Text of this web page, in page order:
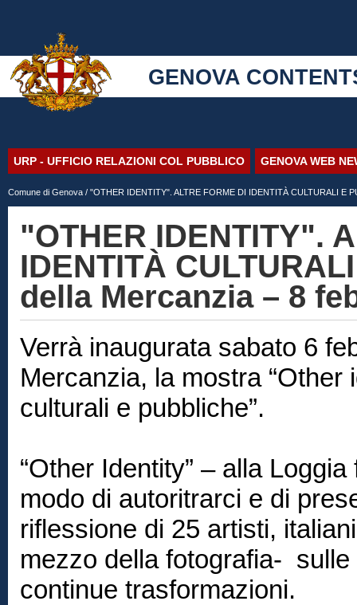
GENOVA
URP - UFFICIO RELAZIONI COL PUBBLICO GENOVA WEB
Comune di Genova / "OTHER IDENTITY". ALTRE FORME DI IDENTITÀ CULTURALI E
"OTHER IDENTITY".
IDENTITÀ
della Mercanzia – 8
Verrà inaugurata sabato 6
Mercanzia, la mostra
culturali e pubbliche”.
“Other Identity” – alla
modo di autoritrarci e di
riflessione di 25 artisti,
mezzo della fotografia- sulle
continue trasformazioni.